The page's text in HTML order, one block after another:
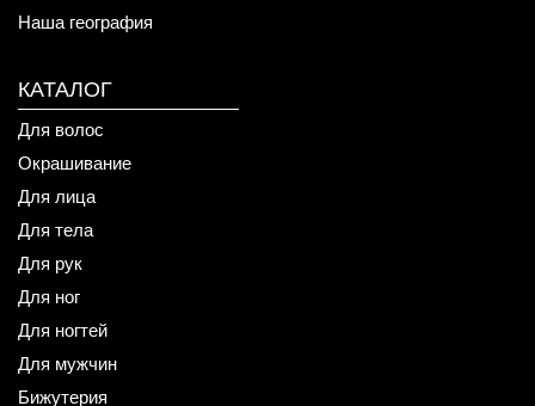
Наша география
КАТАЛОГ
Для волос
Окрашивание
Для лица
Для тела
Для рук
Для ног
Для ногтей
Для мужчин
Бижутерия